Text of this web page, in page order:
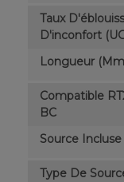
Taux
D'inconfort
Longueur
Compatible
BC
Source Incluse
Type De